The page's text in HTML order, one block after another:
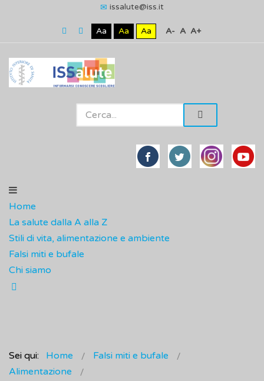
issalute@iss.it
Aa Aa Aa A- A A+
Home
La salute dalla A alla Z
Stili di vita, alimentazione e ambiente
Falsi miti e bufale
Chi siamo
Sei qui: Home
Falsi miti e bufale
Alimentazione